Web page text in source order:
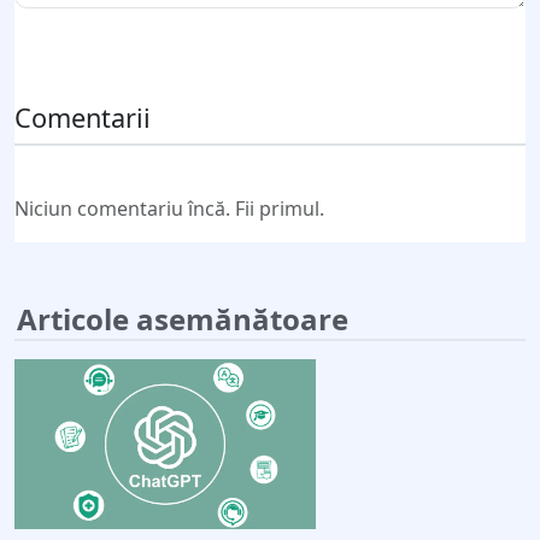
Comentarii
Niciun comentariu încă. Fii primul.
Articole asemănătoare